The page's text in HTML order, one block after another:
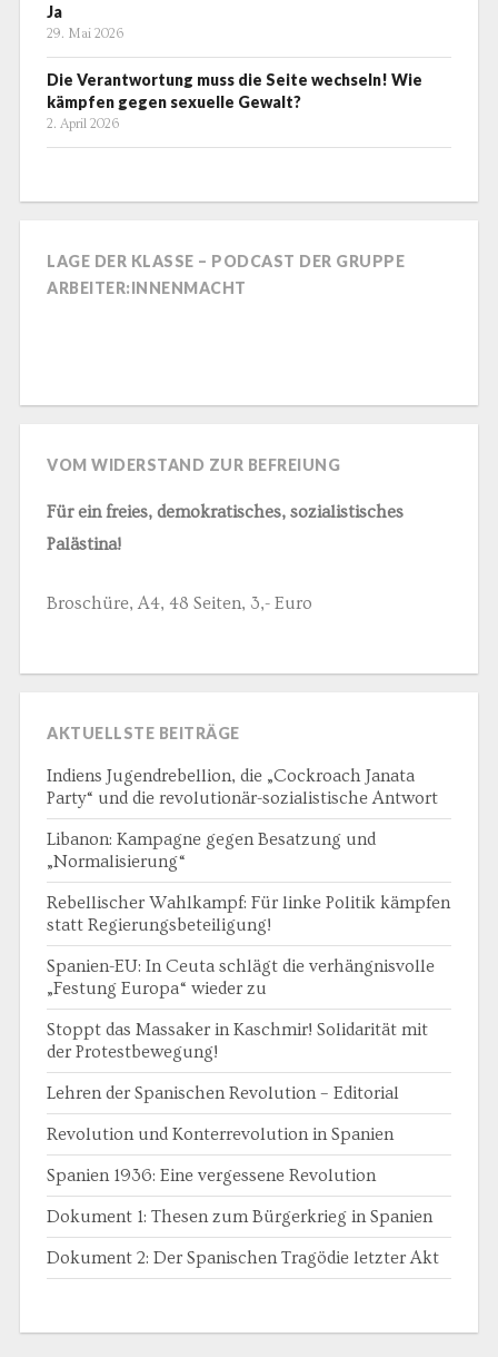
Ja
29. Mai 2026
Die Verantwortung muss die Seite wechseln! Wie
kämpfen gegen sexuelle Gewalt?
2. April 2026
LAGE DER KLASSE – PODCAST DER GRUPPE
ARBEITER:INNENMACHT
VOM WIDERSTAND ZUR BEFREIUNG
Für ein freies, demokratisches, sozialistisches
Palästina!
Broschüre, A4, 48 Seiten, 3,- Euro
AKTUELLSTE BEITRÄGE
Indiens Jugendrebellion, die „Cockroach Janata
Party“ und die revolutionär-sozialistische Antwort
Libanon: Kampagne gegen Besatzung und
„Normalisierung“
Rebellischer Wahlkampf: Für linke Politik kämpfen
statt Regierungsbeteiligung!
Spanien-EU: In Ceuta schlägt die verhängnisvolle
„Festung Europa“ wieder zu
Stoppt das Massaker in Kaschmir! Solidarität mit
der Protestbewegung!
Lehren der Spanischen Revolution – Editorial
Revolution und Konterrevolution in Spanien
Spanien 1936: Eine vergessene Revolution
Dokument 1: Thesen zum Bürgerkrieg in Spanien
Dokument 2: Der Spanischen Tragödie letzter Akt